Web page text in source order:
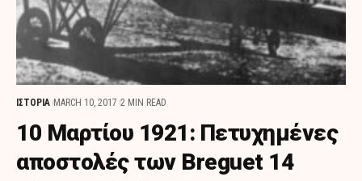
ΙΣΤΟΡΙΑ MARCH 10, 2017 2 MIN READ
10 Μαρτίου 1921: Πετυχημένες
αποστολές των Breguet 14